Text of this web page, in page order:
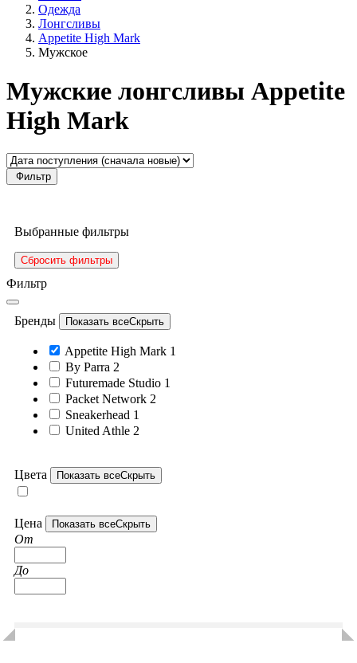
Одежда
Лонгсливы
Appetite High Mark
Мужское
Мужские лонгсливы Appetite
High Mark
Фильтр
Выбранные фильтры
Сбросить фильтры
Фильтр
Бренды Показать всеСкрыть
Appetite High Mark 1
By Parra 2
Futuremade Studio 1
Packet Network 2
Sneakerhead 1
United Athle 2
Цвета Показать всеСкрыть
Цена Показать всеСкрыть
От
До